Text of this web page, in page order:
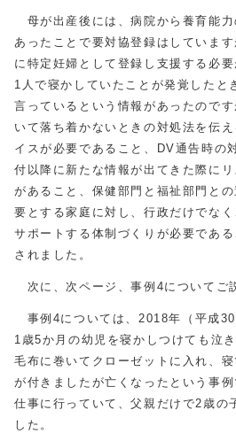
母が出産後には、病院から養育能
あったことで要対協登録はしていま
に特定妊婦として登録し支援する必
1人で寝かしていたことが発覚したと
言っているという情報があったので
いて落ち着かないときの対処法を伝
イスが必要であること、DV通告時の
付以降に新たな情報が出てきた際に
があること、保健部門と福祉部門と
要とする家庭に対し、行政だけでな
サポートする体制づくりが必要であ
されました。
次に、次ページ、事例4についてご
事例4については、2018年（平成30
1歳5か月の幼児を寝かしつけても泣
毛布に巻いてクローゼットに入れ、
が付きましたが亡くなったという事
仕事に行っていて、父親だけで2歳の
した。